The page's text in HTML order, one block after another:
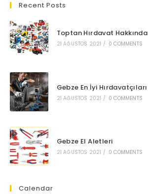
tab
tab
a
new
tab
a
new
tab
tab
tab
Recent Posts
Toptan Hırdavat Hakkında
21 AĞUSTOS 2021 / 0 COMMENTS
Gebze En İyi Hırdavatçıları
21 AĞUSTOS 2021 / 0 COMMENTS
Gebze El Aletleri
21 AĞUSTOS 2021 / 0 COMMENTS
Calendar